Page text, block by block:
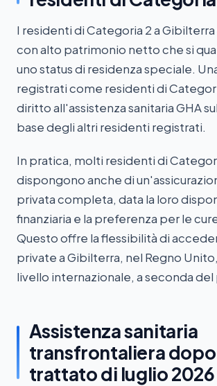
I residenti di Categoria 2 a
con alto patrimonio netto che si
uno status di residenza speciale.
registrati come residenti di
diritto all'assistenza sanitaria GHA
base degli altri residenti registrati.
In pratica, molti residenti di
dispongono anche di
privata completa, data la loro
finanziaria e la preferenza per le
Questo offre la flessibilità di
private a Gibilterra, nel Regno
livello internazionale, a seconda
Assistenza sanitaria
transfrontaliera
trattato di luglio 2026